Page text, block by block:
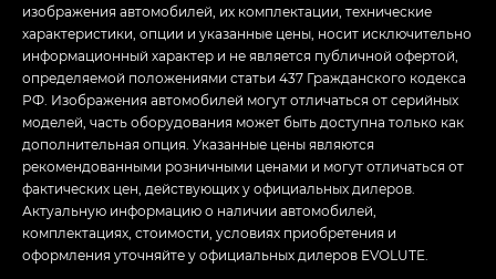
изображения автомобилей, их комплектации, технические
характеристики, опции и указанные цены, носит исключительно
информационный характер и не является публичной офертой,
определяемой положениями статьи 437 Гражданского кодекса
РФ. Изображения автомобилей могут отличаться от серийных
моделей, часть оборудования может быть доступна только как
дополнительная опция. Указанные цены являются
рекомендованными розничными ценами и могут отличаться от
фактических цен, действующих у официальных дилеров.
Актуальную информацию о наличии автомобилей,
комплектациях, стоимости, условиях приобретения и
оформления уточняйте у официальных дилеров EVOLUTE.